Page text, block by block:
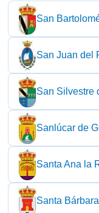
San
San Juan del
San Silvestre
Sanlúcar de
Santa Ana la
Santa